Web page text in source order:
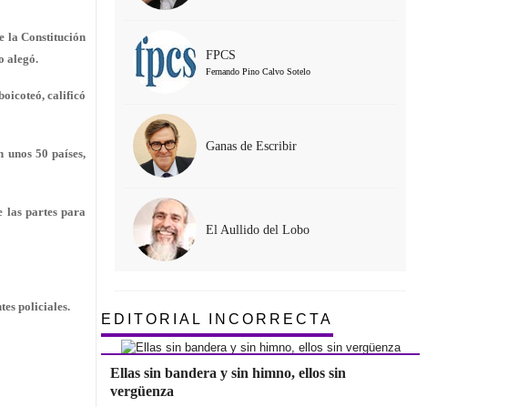
la Constitución
alegó.
calificó
50 países,
las partes para
policiales.
FPCS
Fernando Pino Calvo Sotelo
Ganas de Escribir
El Aullido del Lobo
EDITORIAL INCORRECTA
Ellas sin bandera y sin himno, ellos sin
vergüenza